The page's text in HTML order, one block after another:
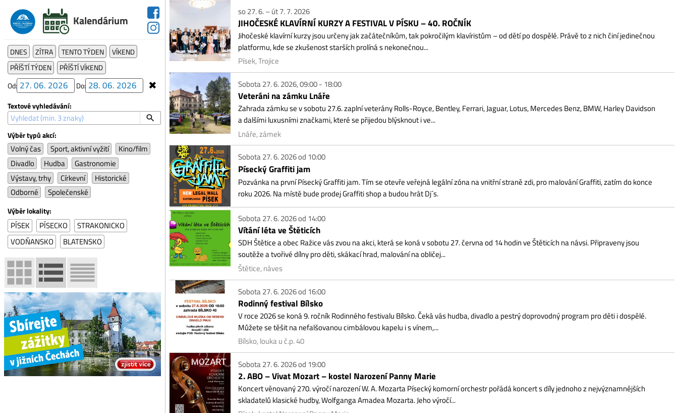
Kalendárium
DNES ZÍTRA TENTO TÝDEN
VÍKEND
PŘÍŠTÍ TÝDEN
PŘÍŠTÍ VÍKEND
Od:
Do: ✖
Textové vyhledávání:
Výběr typů akcí:
Volný čas Sport, aktivní vyžití
Kino/film
Divadlo
Hudba
Gastronomie
Výstavy, trhy
Církevní
Historické
Odborné
Společenské
Výběr lokality:
PÍSEK PÍSECKO
STRAKONICKO
VODŇANSKO
BLATENSKO
so 27. 6. – út 7. 7. 2026
JIHOČESKÉ KLAVÍRNÍ KURZY A FESTIVAL V PÍSKU – 40. ROČNÍK
Jihočeské klavírní kurzy jsou určeny jak začátečníkům, tak pokročilým klavíristům – od dětí po dospělé. Právě to z nich činí jedinečnou
platformu, kde se zkušenost starších prolíná s nekonečnou...
Písek, Trojice
Sobota 27. 6. 2026, 09:00 - 18:00
Veteráni na zámku Lnáře
Zahrada zámku se v sobotu 27.6. zaplní veterány Rolls-Royce, Bentley, Ferrari, Jaguar, Lotus, Mercedes Benz, BMW, Harley Davidson
a dalšími luxusními značkami, které se přijedou blýsknout i ve...
Lnáře, zámek
Sobota 27. 6. 2026 od 10:00
Písecký Graffiti jam
Pozvánka na první Písecký Graffiti jam. Tím se otevře veřejná legální zóna na vnitřní straně zdi, pro malování Graffiti, zatím do konce
roku 2026. Na místě bude prodej Graffiti shop a budou hrát Dj´s.
Sobota 27. 6. 2026 od 14:00
Vítání léta ve Štěticích
SDH Štětice a obec Ražice vás zvou na akci, která se koná v sobotu 27. června od 14 hodin ve Štěticích na návsi. Připraveny jsou
soutěže a tvořivé dílny pro děti, skákací hrad, malování na obličej...
Štětice, náves
Sobota 27. 6. 2026 od 16:00
Rodinný festival Bílsko
V roce 2026 se koná 9. ročník Rodinného festivalu Bílsko. Čeká vás hudba, divadlo a pestrý doprovodný program pro děti i dospělé.
Můžete se těšit na nefalšovanou cimbálovou kapelu i s vínem,...
Bílsko, louka u č.p. 40
Sobota 27. 6. 2026 od 19:00
2. ABO – Vivat Mozart – kostel Narození Panny Marie
Koncert věnovaný 270. výročí narození W. A. Mozarta Písecký komorní orchestr pořádá koncert s díly jednoho z nejvýznamnějších
skladatelů klasické hudby, Wolfganga Amadea Mozarta. Jeho výročí...
Písek, kostel Narození Panny Marie
Sobota 27. 6. 2026 od 20:30
VESNA & Výstava růží ARTfestival